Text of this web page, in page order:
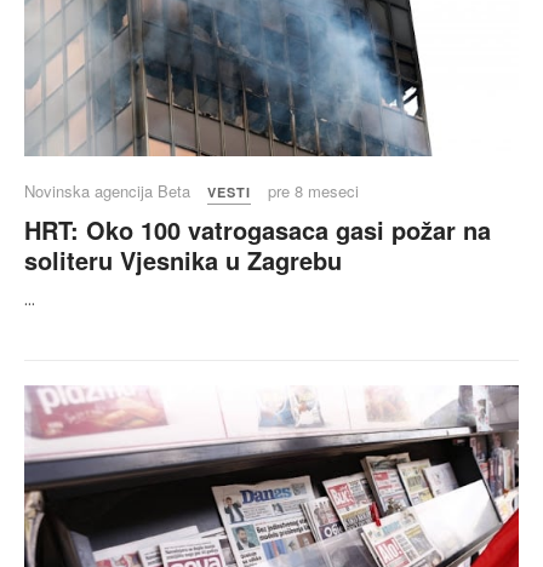
Novinska agencija Beta VESTI pre 8 meseci
HRT: Oko 100 vatrogasaca gasi požar na
soliteru Vjesnika u Zagrebu
...